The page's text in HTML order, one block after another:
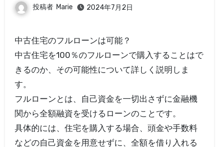
投稿者 Marie 2024年7月2日
中古住宅のフルローンは可能？
中古住宅を100％のフルローンで購入することはで
きるのか、その可能性について詳しく説明しま
す。
フルローンとは、自己資金を一切出さずに金融機
関から全額融資を受けるローンのことです。
具体的には、住宅を購入する場合、頭金や手数料
などの自己資金を用意せずに、全額を借り入れる